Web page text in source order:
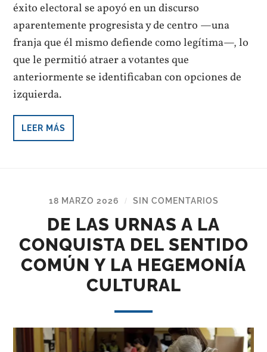
éxito electoral se apoyó en un discurso
aparentemente progresista y de centro —una
franja que él mismo defiende como legítima—, lo
que le permitió atraer a votantes que
anteriormente se identificaban con opciones de
izquierda.
LEER MÁS
18 MARZO 2026 / SIN COMENTARIOS
DE LAS URNAS A LA
CONQUISTA DEL SENTIDO
COMÚN Y LA HEGEMONÍA
CULTURAL